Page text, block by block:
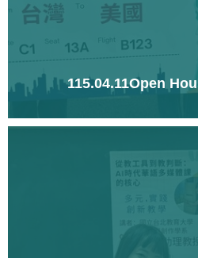
115.04.11Open